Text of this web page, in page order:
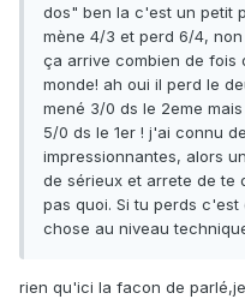
dos" ben la c'est un petit
mène 4/3 et perd 6/4,
ça arrive combien de fois
monde! ah oui il perd le
mené 3/0 ds le 2eme
5/0 ds le 1er ! j'ai connu
impressionnantes, alors
de sérieux et arrete de te
pas quoi. Si tu perds
chose au niveau
rien qu'ici la facon de